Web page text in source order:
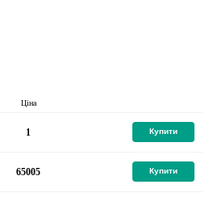
Ціна
1 Купити
65005 Купити